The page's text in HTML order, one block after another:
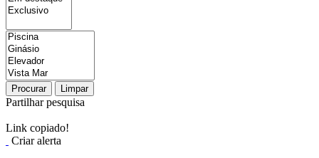
Procurar Limpar
Partilhar pesquisa
Link copiado!
Criar alerta